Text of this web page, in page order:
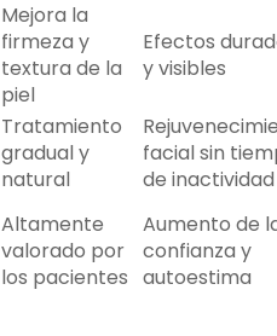
Mejora la
firmeza y
textura de la
piel
Efectos
y visibles
Tratamiento
gradual y
natural
facial sin
de inactividad
Altamente
valorado por
los pacientes
Aumento de
confianza y
autoestima